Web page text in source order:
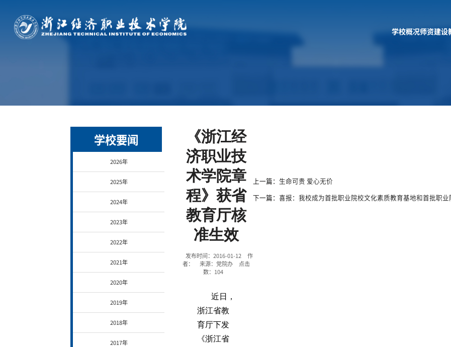
学校概况师资建设
学校要闻
2026年
2025年
2024年
2023年
2022年
2021年
2020年
2019年
2018年
2017年
《浙江经
济职业技
术学院章
程》获省
教育厅核
准生效
发布时间：2016-01-12 作
者： 来源：党院办 点击
数： 104
近日，
浙江省教
育厅下发
《浙江省
上一篇： 生命可贵 爱心无价
下一篇： 喜报：我校成为首批职业院校文化素质教育基地和首批职